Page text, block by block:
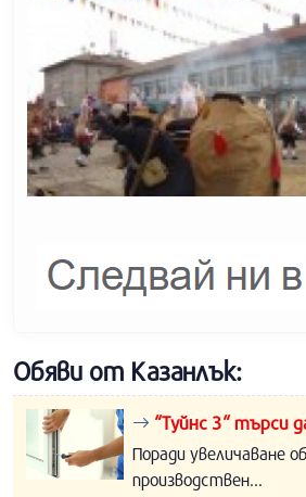
Обяви от Казанлък:
“Туйнс 3“ търси
Поради увеличаване
производствен...